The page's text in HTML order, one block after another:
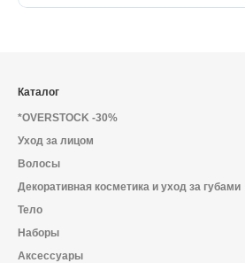
Каталог
*OVERSTOCK -30%
Уход за лицом
Волосы
Декоративная косметика и уход за губами
Тело
Наборы
Аксессуары